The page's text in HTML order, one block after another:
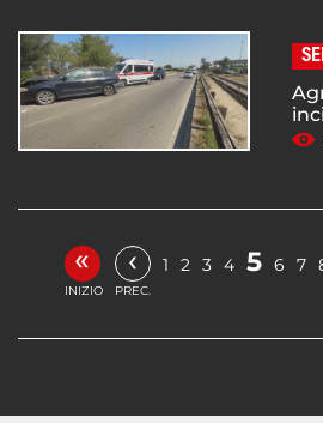
«
INIZIO
‹
PREC.
1 2 3 4 5 6 7